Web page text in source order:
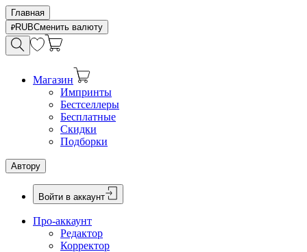
Главная
RUBСменить валюту
Магазин
Импринты
Бестселлеры
Бесплатные
Скидки
Подборки
Автору
Войти в аккаунт
Про-аккаунт
Редактор
Корректор